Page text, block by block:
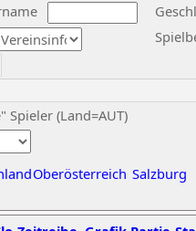
Spieler (Land=AUT)
Oberösterreich Salzburg